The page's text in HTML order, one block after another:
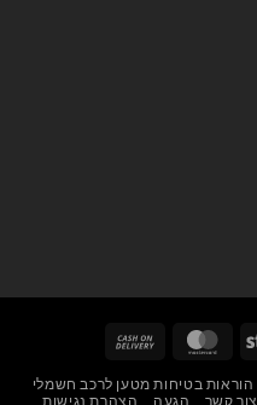
Stripe
MasterCard
Delivery
הוראות בטיחות מטען לרכב חשמלי
צור קשר הגעה הצהרת נגישות